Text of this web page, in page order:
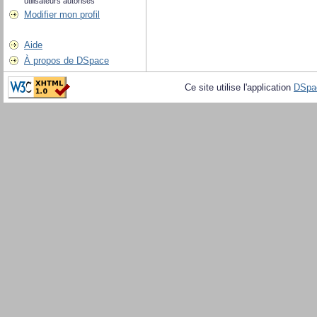
Modifier mon profil
Aide
À propos de DSpace
Ce site utilise l'application